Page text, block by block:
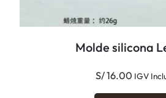
Molde silicona
S/16.00 IGV